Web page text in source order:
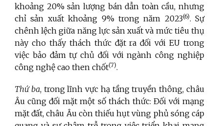
khoảng 20% sản lượng bán dẫn toàn cầu, nhưng
chỉ sản xuất khoảng 9% trong năm 2023(6). Sự
chênh lệch giữa năng lực sản xuất và mức tiêu thụ
này cho thấy thách thức đặt ra đối với EU trong
việc bảo đảm tự chủ đối với ngành công nghiệp
công nghệ cao then chốt(7).
Thứ ba, trong lĩnh vực hạ tầng truyền thông, châu
Âu cũng đối mặt một số thách thức: Đối với mạng
mặt đất, châu Âu còn thiếu hụt vùng phủ sóng cáp